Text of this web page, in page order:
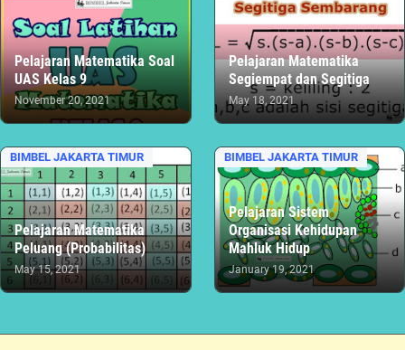
Pelajaran Matematika Soal
UAS Kelas 9
November 20, 2021
Pelajaran Matematika
Segiempat dan Segitiga
May 18, 2021
BIMBEL JAKARTA TIMUR
Pelajaran Matematika
Peluang (Probabilitas)
May 15, 2021
BIMBEL JAKARTA TIMUR
Pelajaran Sistem
Organisasi Kehidupan
Mahluk Hidup
January 19, 2021